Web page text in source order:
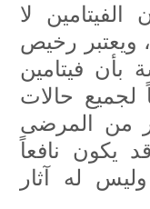
الفيتامين لا
ويعتبر رخيص
بأن فيتامين
لجميع حالات
من المرضى
يكون نافعاً
له آثار